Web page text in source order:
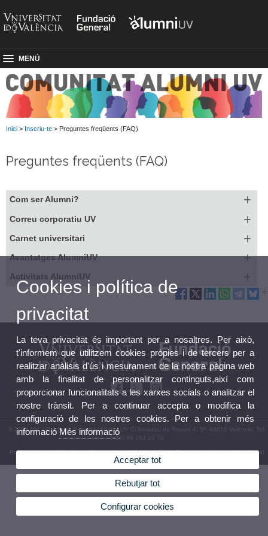
MENÚ
Inici > Inscriu-te > Preguntes freqüents (FAQ)
Preguntes freqüents (FAQ)
Com ser Alumni?
Correu corporatiu UV
Carnet universitari
Avantatges AlumniUV
Activitats AlumniUV
© 2026 UV. - Fundació General - Alumni UV C/ Amadeu de Savoia 4, 5ª, 46010 València. Tel:
(+34) 96 353 10 70
Política privacitat|Cookies|Transparència|Bústia FGUV|Termes i condicions d’ús|Canal
Intern d'Informació|
Cookies i política de
privacitat
La teva privacitat és important per a nosaltres. Per això,
t'informem que utilitzem cookies pròpies i de tercers per a
realitzar anàlisis d'ús i mesurament de la nostra pàgina web
amb la finalitat de personalitzar continguts,així com
proporcionar funcionalitats a les xarxes socials o analitzar el
nostre trànsit. Per a continuar accepta o modifica la
configuració de les nostres cookies. Per a obtenir més
informació Més informació
Acceptar tot
Rebutjar tot
Configurar cookies